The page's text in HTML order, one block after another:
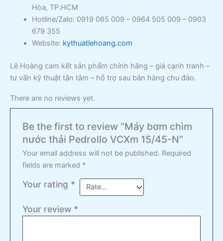
Hòa, TP.HCM
Hotline/Zalo: 0919 065 009 – 0964 505 009 – 0903
679 355
Website: kythuatlehoang.com
Lê Hoàng cam kết sản phẩm chính hãng – giá cạnh tranh –
tư vấn kỹ thuật tận tâm – hỗ trợ sau bán hàng chu đáo.
There are no reviews yet.
Be the first to review “Máy bơm chìm
nước thải Pedrollo VCXm 15/45-N”
Your email address will not be published. Required
fields are marked *
Your rating *
Your review *